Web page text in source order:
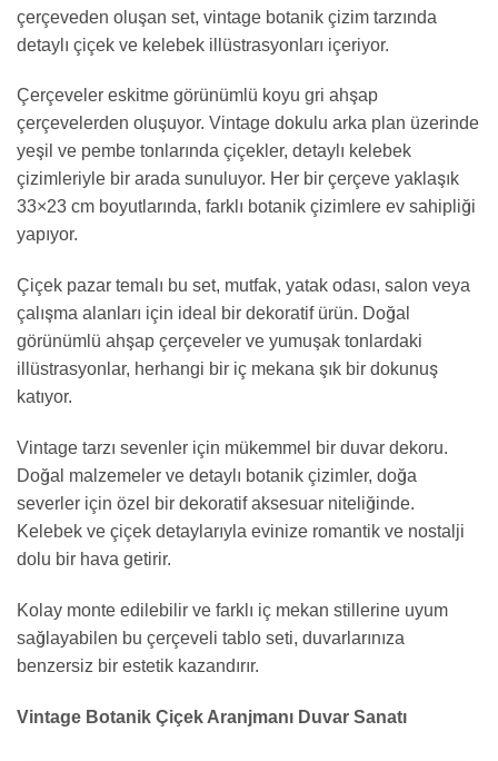
çerçeveden oluşan set, vintage botanik çizim tarzında
detaylı çiçek ve kelebek illüstrasyonları içeriyor.
Çerçeveler eskitme görünümlü koyu gri ahşap
çerçevelerden oluşuyor. Vintage dokulu arka plan üzerinde
yeşil ve pembe tonlarında çiçekler, detaylı kelebek
çizimleriyle bir arada sunuluyor. Her bir çerçeve yaklaşık
33×23 cm boyutlarında, farklı botanik çizimlere ev sahipliği
yapıyor.
Çiçek pazar temalı bu set, mutfak, yatak odası, salon veya
çalışma alanları için ideal bir dekoratif ürün. Doğal
görünümlü ahşap çerçeveler ve yumuşak tonlardaki
illüstrasyonlar, herhangi bir iç mekana şık bir dokunuş
katıyor.
Vintage tarzı sevenler için mükemmel bir duvar dekoru.
Doğal malzemeler ve detaylı botanik çizimler, doğa
severler için özel bir dekoratif aksesuar niteliğinde.
Kelebek ve çiçek detaylarıyla evinize romantik ve nostalji
dolu bir hava getirir.
Kolay monte edilebilir ve farklı iç mekan stillerine uyum
sağlayabilen bu çerçeveli tablo seti, duvarlarınıza
benzersiz bir estetik kazandırır.
Vintage Botanik Çiçek Aranjmanı Duvar Sanatı